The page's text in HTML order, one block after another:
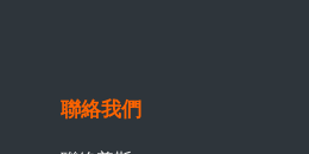
聯絡我們